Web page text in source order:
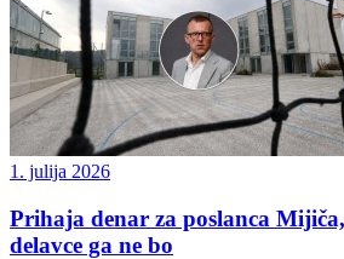
1. julija 2026
Prihaja denar za poslanca
delavce ga ne bo